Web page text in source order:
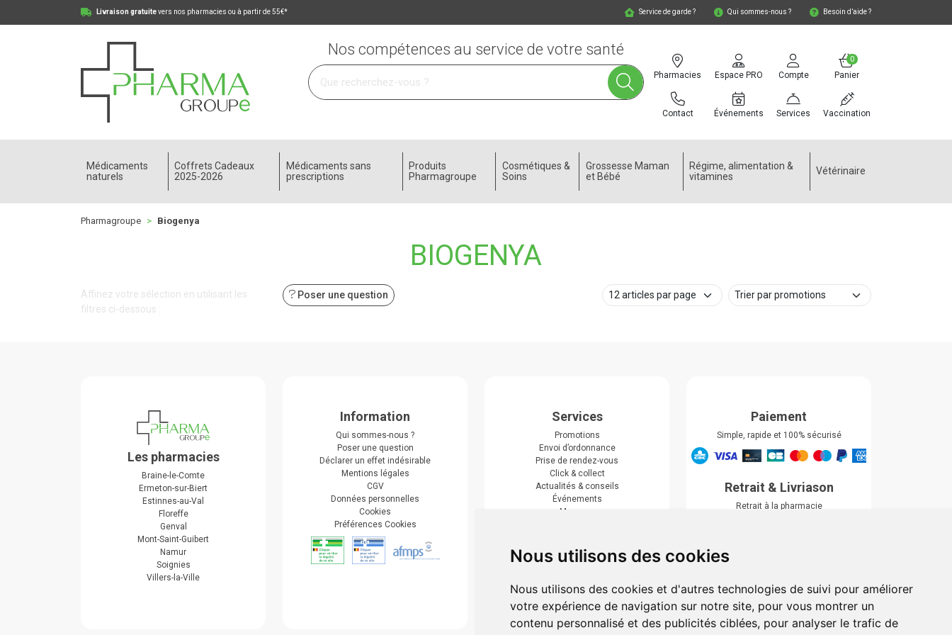
Nous utilisons des cookies
Nous utilisons des cookies et d'autres technologies de suivi pour améliorer
votre expérience de navigation sur notre site, pour vous montrer un
contenu personnalisé et des publicités ciblées, pour analyser le trafic de
Livraison gratuitevers nos pharmacies ou à partir de 55€* Service de garde ? Qui sommes-nous ? Besoin d’aide ?
Pharmagroupe Votre pharmacie en ligne à votre service
Pharmacies
Contact
Espace PRO
Événements
Compte
Services
Panier
0
Vaccination
Nos compétences au service de votre santé
Médicaments
naturels
Coffrets Cadeaux
2025-2026
Médicaments sans
prescriptions
Produits
Pharmagroupe
Cosmétiques &
Soins
Grossesse Maman
et Bébé
Régime, alimentation &
vitamines
Vétérinaire
Pharmagroupe Biogenya
BIOGENYA
Poser une question
Affinez votre sélection en utilisant les
filtres ci-dessous :
Les pharmacies
Braine-le-Comte
Ermeton-sur-Biert
Estinnes-au-Val
Floreffe
Genval
Mont-Saint-Guibert
Namur
Soignies
Villers-la-Ville
Information
Qui sommes-nous ?
Poser une question
Déclarer un effet indésirable
Mentions légales
CGV
Données personnelles
Cookies
Préférences Cookies
Services
Promotions
Envoi d’ordonnance
Prise de rendez-vous
Click & collect
Actualités & conseils
Événements
Marques
Paiement
Simple, rapide et 100% sécurisé
Retrait & Livriason
Retrait à la pharmacie